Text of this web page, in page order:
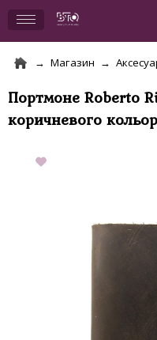
Магазин
Портмоне Roberto
коричневого